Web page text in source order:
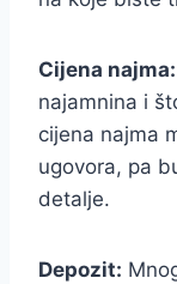
Cijena najma:
najamnina i
cijena najma
ugovora, pa
detalje.
Depozit: